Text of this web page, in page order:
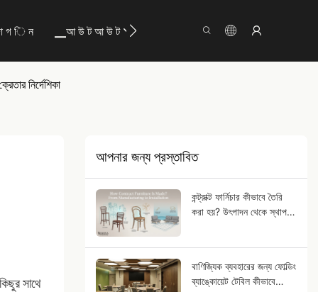
গ ি ন ▁আ উ ট আ উ ট ▁অ ক প ্যা ক্ ট স
নির্দেশিকা
সাথে
আপনার জন্য প্রস্তাবিত
কন্ট্রাক্ট ফার্নিচার কীভাবে তৈরি
করা হয়? উৎপাদন থেকে স্থাপন
বাণিজ্যিক ব্যবহারের জন্য ফোল্ডিং
ব্যাঙ্কোয়েট টেবিল কীভাবে